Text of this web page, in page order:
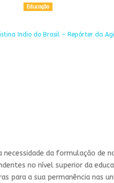
Educação
Indio do Brasil - Repórter da
da formulação de
no nível superior da
para a sua permanência nas